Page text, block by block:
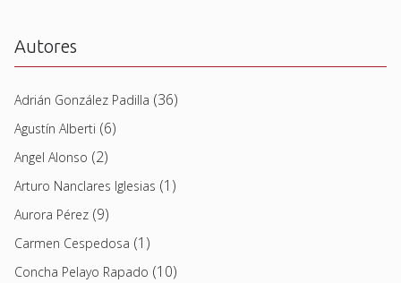
Autores
Adrián González Padilla (36)
Agustín Alberti (6)
Angel Alonso (2)
Arturo Nanclares Iglesias (1)
Aurora Pérez (9)
Carmen Cespedosa (1)
Concha Pelayo Rapado (10)